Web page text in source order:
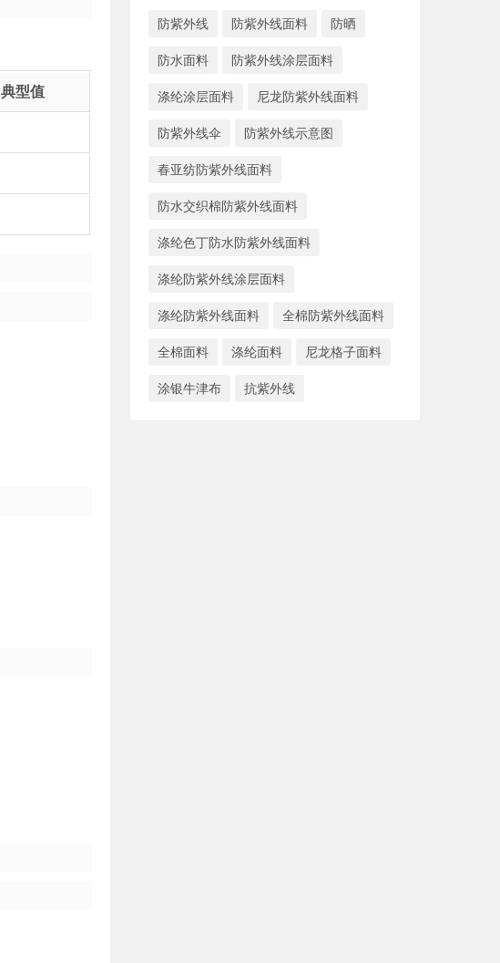
典型值
防紫外线 防紫外线面料 防晒
防水面料 防紫外线涂层面料
涤纶涂层面料 尼龙防紫外线面料
防紫外线伞 防紫外线示意图
春亚纺防紫外线面料
防水交织棉防紫外线面料
涤纶色丁防水防紫外线面料
涤纶防紫外线涂层面料
涤纶防紫外线面料 全棉防紫外线面料
全棉面料 涤纶面料 尼龙格子面料
涂银牛津布 抗紫外线